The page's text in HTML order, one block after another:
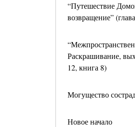
“Путешествие
возвращение”
Раскрашивание,
12, книга 8)
Могущество
Новое начало